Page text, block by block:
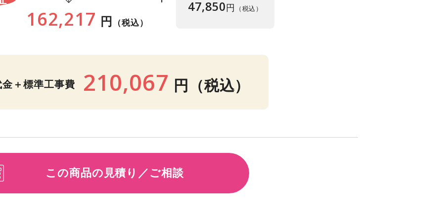
162,217 円 （税込）
47,850 円 （税込）
金＋標準工事費 210,067 円 （税込）
この商品の見積り／ご相談